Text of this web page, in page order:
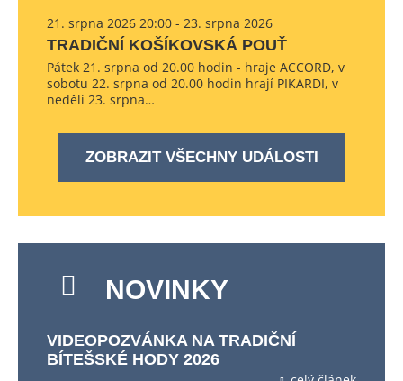
21. srpna 2026 20:00 - 23. srpna 2026
TRADIČNÍ KOŠÍKOVSKÁ POUŤ
Pátek 21. srpna od 20.00 hodin - hraje ACCORD, v
sobotu 22. srpna od 20.00 hodin hrají PIKARDI, v
neděli 23. srpna…
ZOBRAZIT VŠECHNY UDÁLOSTI
NOVINKY
VIDEOPOZVÁNKA NA TRADIČNÍ
BÍTEŠSKÉ HODY 2026